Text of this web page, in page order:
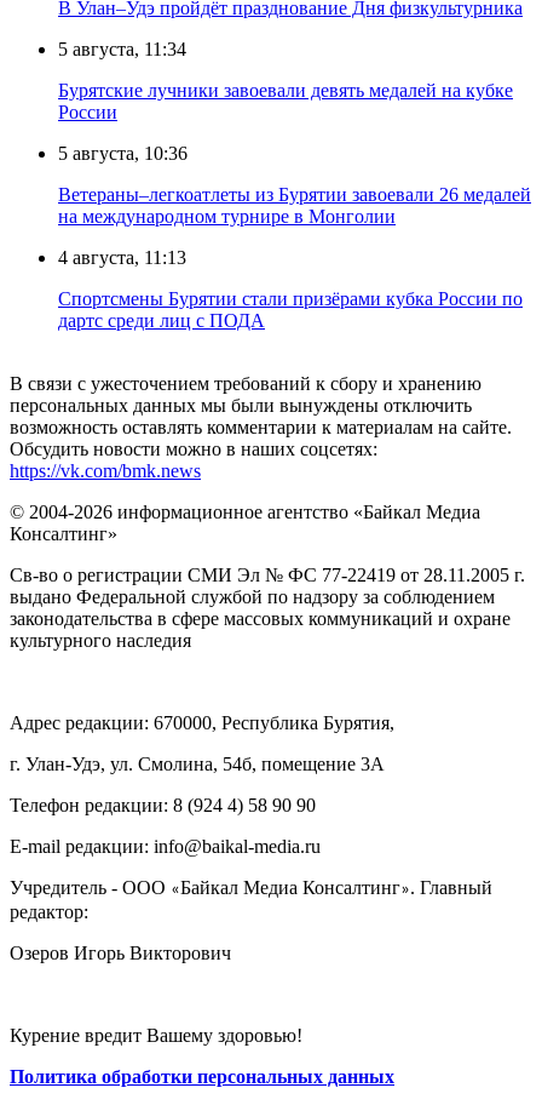
В Улан–Удэ пройдёт празднование Дня физкультурника
5 августа, 11:34
Бурятские лучники завоевали девять медалей на кубке
России
5 августа, 10:36
Ветераны–легкоатлеты из Бурятии завоевали 26 медалей
на международном турнире в Монголии
4 августа, 11:13
Спортсмены Бурятии стали призёрами кубка России по
дартс среди лиц с ПОДА
В связи с ужесточением требований к сбору и хранению
персональных данных мы были вынуждены отключить
возможность оставлять комментарии к материалам на сайте.
Обсудить новости можно в наших соцсетях:
https://vk.com/bmk.news
© 2004-2026 информационное агентство «Байкал Медиа
Консалтинг»
Св-во о регистрации СМИ Эл № ФС 77-22419 от 28.11.2005 г.
выдано Федеральной службой по надзору за соблюдением
законодательства в сфере массовых коммуникаций и охране
культурного наследия
Адрес редакции: 670000, Республика Бурятия,
г. Улан-Удэ, ул. Смолина, 54б, помещение 3А
Телефон редакции: ‎‎8 (924 4) 58 90 90
E-mail редакции: info@baikal-media.ru
Учредитель - ООО «Байкал Медиа Консалтинг». Главный
редактор:
Озеров Игорь Викторович
Курение вредит Вашему здоровью!
Политика обработки персональных данных